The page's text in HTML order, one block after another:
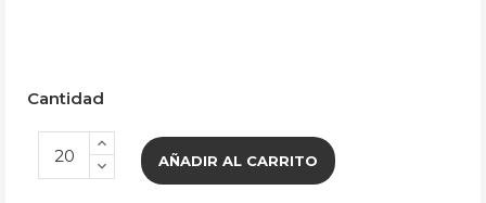
Cantidad
AÑADIR AL CARRITO